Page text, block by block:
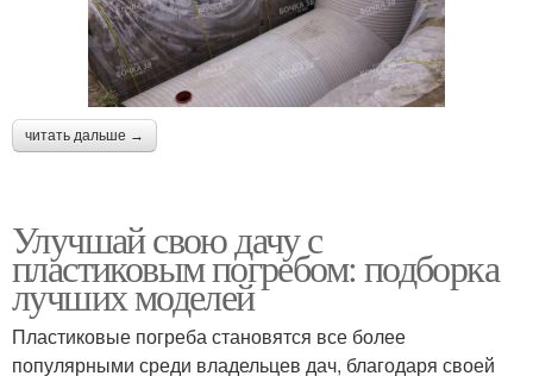
читать дальше →
Улучшай свою дачу с
пластиковым погребом: подборка
лучших моделей
Пластиковые погреба становятся все более
популярными среди владельцев дач, благодаря своей